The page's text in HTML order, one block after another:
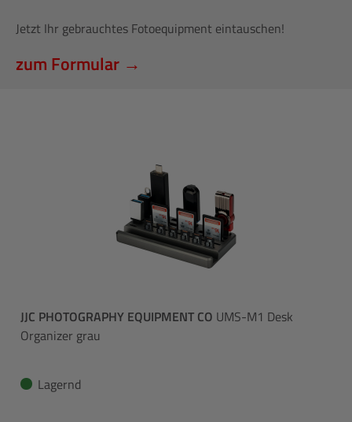
Jetzt Ihr gebrauchtes Fotoequipment eintauschen!
zum Formular →
JJC PHOTOGRAPHY EQUIPMENT CO UMS-M1 Desk
Organizer grau
Lagernd